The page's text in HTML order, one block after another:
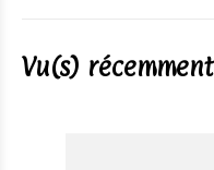
Vu(s) récemment